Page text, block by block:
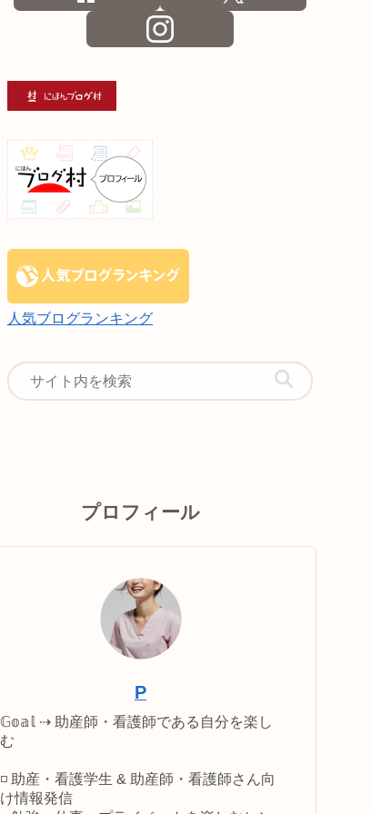
人気ブログランキング
プロフィール
P
𝔾𝕠𝕒𝕝 ⇢ 助産師・看護師である自分を楽し
む
◽️ 助産・看護学生 & 助産師・看護師さん向
け情報発信